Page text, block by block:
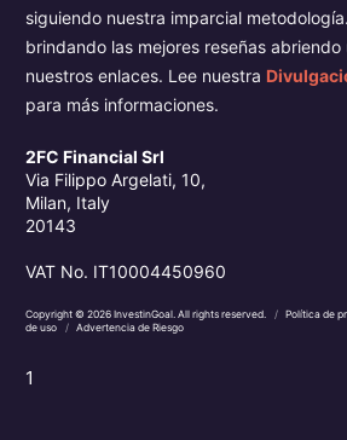
siguiendo nuestra imparcial
brindando las mejores reseñas
nuestros enlaces. Lee nuestra
para más informaciones.
2FC Financial Srl
Via Filippo Argelati, 10,
Milan, Italy
20143
VAT No. IT10004450960
Copyright © 2026 InvestinGoal. All rights reserved. / Política de
de uso
/ Advertencia de Riesgo
1